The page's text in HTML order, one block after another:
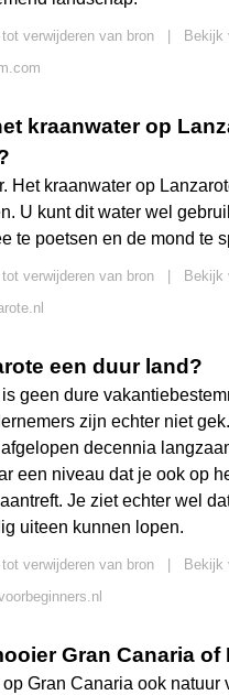
verwijderen van bron
Bekijk
kraanwater op
Het kraanwater op
U kunt dit water wel
te poetsen en de mond te
verwijderen van bron
Bekijk
een duur land?
is geen dure
zijn echter niet
decennia
een niveau dat je ook op
Je ziet echter wel
uiteen kunnen lopen.
verwijderen van bron
Bekijk
Gran Canaria of
Gran Canaria ook natuur